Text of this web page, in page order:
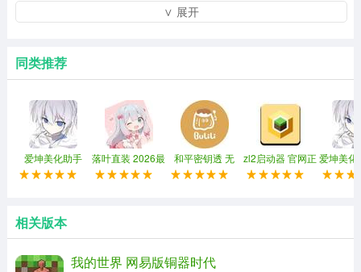
集成包包含大量精选模组，涵盖技术、魔法、生物、建筑
2、平滑优化
经过严格的测试，我们确保了模组之间的良好兼容性，减
少了崩溃和滞后，提高了游戏稳定性。
3、一键安装
下载后可以直接体验。
4、清除主题
∨ 展开
同类推荐
爱坤美化助手
2026最新版
落叶直装 2026最
新版
和平密钥透 无
root2026
zl2启动器 官网正
版
爱坤美化
版
相关版本
我的世界 网易版铜器时代